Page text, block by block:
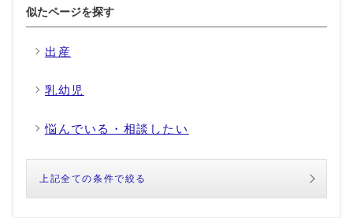
似たページを探す
出産
乳幼児
悩んでいる・相談したい
上記全ての条件で絞る